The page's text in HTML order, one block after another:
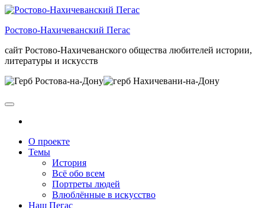
Skip
the
Ростово-Нахичеванский Пегас
сайт Ростово-Нахичеванского общества любителей истории,
литературы и искусств
О проекте
Темы
История
Всё обо всем
Портреты людей
Влюблённые в искусство
Наш Пегас